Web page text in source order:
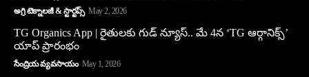
అగ్రి టెక్నాలజీ & స్టార్టప్స్ May 2, 2026
TG Organics App | రైతులకు గుడ్ న్యూస్.. మే 4న ‘TG ఆర్గానిక్స్’
యాప్ ప్రారంభం
సేంద్రియ వ్యవసాయం May 1, 2026